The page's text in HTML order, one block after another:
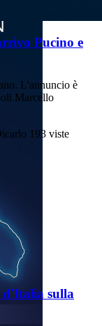
Pucino e
L'annuncio è
Marcello
193 viste
d'Italia sulla